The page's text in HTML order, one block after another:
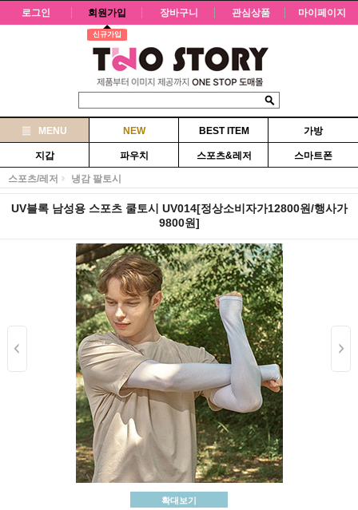
로그인 회원가입
신규가입
장바구니 관심상품 마이페이지
MENU NEW BEST ITEM 가방
지갑 파우치 스포츠&레저 스마트폰
스포츠/레저 냉감 팔토시
UV블록 남성용 스포츠 쿨토시 UV014[정상소비자가12800원/행사가
9800원]
확대보기